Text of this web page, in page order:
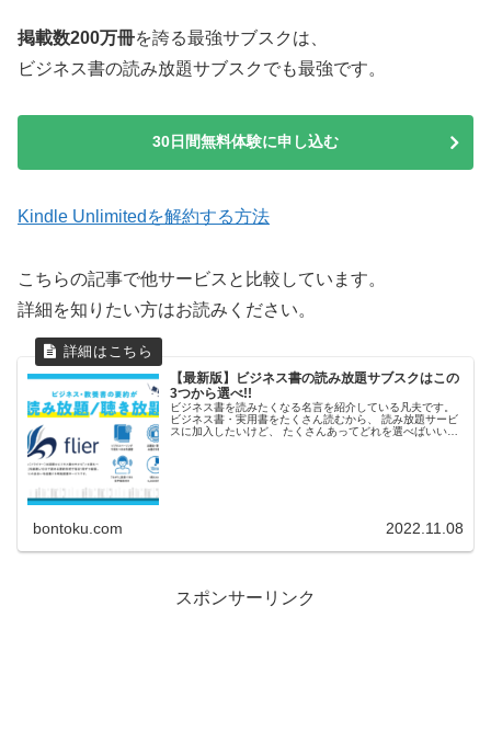
掲載数200万冊を誇る最強サブスクは、
ビジネス書の読み放題サブスクでも最強です。
30日間無料体験に申し込む
Kindle Unlimitedを解約する方法
こちらの記事で他サービスと比較しています。
詳細を知りたい方はお読みください。
【最新版】ビジネス書の読み放題サブスクはこの
3つから選べ!!
ビジネス書を読みたくなる名言を紹介している凡夫です。
ビジネス書・実用書をたくさん読むから、 読み放題サービ
スに加入したいけど、 たくさんあってどれを選べばいいか
bontoku.com 2022.11.08
スポンサーリンク